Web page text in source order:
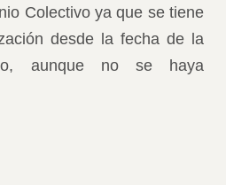
Colectivo ya que se tiene
desde la fecha de la
aunque no se haya